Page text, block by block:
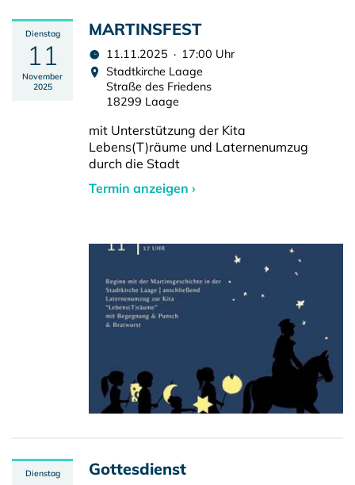
Dienstag
11
November
2025
MARTINSFEST
11.11.2025 · 17:00 Uhr
Stadtkirche Laage
Straße des Friedens
18299 Laage
mit Unterstützung der Kita
Lebens(T)räume und Laternenumzug
durch die Stadt
Termin anzeigen ›
Dienstag Gottesdienst